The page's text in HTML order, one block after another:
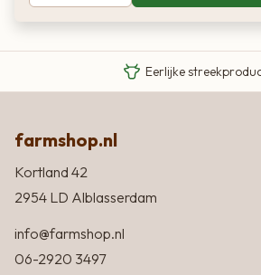
Eigen Limousin
Eerlijke
farmshop.nl
Kortland 42
2954 LD Alblasserdam
info@farmshop.nl
06-2920 3497